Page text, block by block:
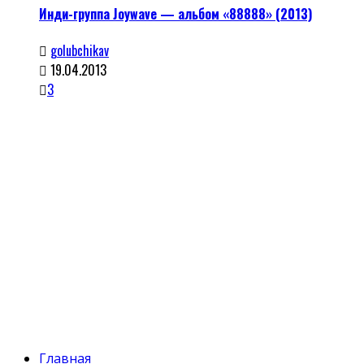
Инди-группа Joywave — альбом «88888» (2013)
golubchikav
19.04.2013
3
Главная